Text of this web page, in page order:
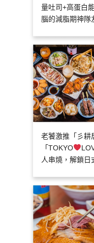
量吐司+高蛋白
腦的減脂期神隊
老饕激推「彡耕
「TOKYO
人串燒，解鎖日